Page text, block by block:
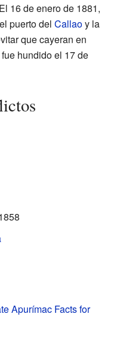
16 de enero de 1881,
puerto del Callaoy la
que cayeran en
fue hundido el 17 de
Apurímac Facts for